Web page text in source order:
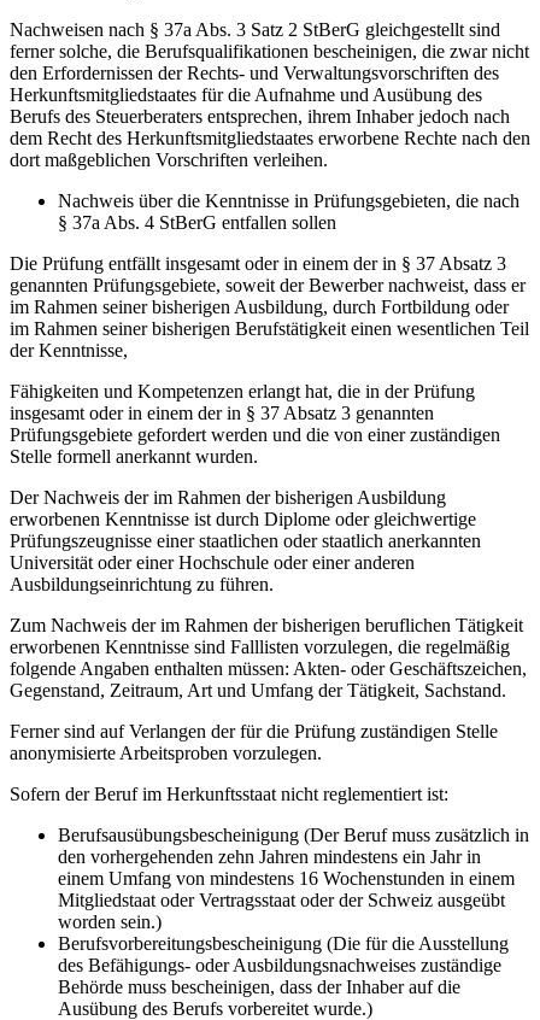
Nachweisen nach § 37a Abs. 3 Satz 2 StBerG gleichgestellt sind
ferner solche, die Berufsqualifikationen bescheinigen, die zwar nicht
den Erfordernissen der Rechts- und Verwaltungsvorschriften des
Herkunftsmitgliedstaates für die Aufnahme und Ausübung des
Berufs des Steuerberaters entsprechen, ihrem Inhaber jedoch nach
dem Recht des Herkunftsmitgliedstaates erworbene Rechte nach den
dort maßgeblichen Vorschriften verleihen.
Nachweis über die Kenntnisse in Prüfungsgebieten, die nach
§ 37a Abs. 4 StBerG entfallen sollen
Die Prüfung entfällt insgesamt oder in einem der in § 37 Absatz 3
genannten Prüfungsgebiete, soweit der Bewerber nachweist, dass er
im Rahmen seiner bisherigen Ausbildung, durch Fortbildung oder
im Rahmen seiner bisherigen Berufstätigkeit einen wesentlichen Teil
der Kenntnisse,
Fähigkeiten und Kompetenzen erlangt hat, die in der Prüfung
insgesamt oder in einem der in § 37 Absatz 3 genannten
Prüfungsgebiete gefordert werden und die von einer zuständigen
Stelle formell anerkannt wurden.
Der Nachweis der im Rahmen der bisherigen Ausbildung
erworbenen Kenntnisse ist durch Diplome oder gleichwertige
Prüfungszeugnisse einer staatlichen oder staatlich anerkannten
Universität oder einer Hochschule oder einer anderen
Ausbildungseinrichtung zu führen.
Zum Nachweis der im Rahmen der bisherigen beruflichen Tätigkeit
erworbenen Kenntnisse sind Falllisten vorzulegen, die regelmäßig
folgende Angaben enthalten müssen: Akten- oder Geschäftszeichen,
Gegenstand, Zeitraum, Art und Umfang der Tätigkeit, Sachstand.
Ferner sind auf Verlangen der für die Prüfung zuständigen Stelle
anonymisierte Arbeitsproben vorzulegen.
Sofern der Beruf im Herkunftsstaat nicht reglementiert ist:
Berufsausübungsbescheinigung (Der Beruf muss zusätzlich in
den vorhergehenden zehn Jahren mindestens ein Jahr in
einem Umfang von mindestens 16 Wochenstunden in einem
Mitgliedstaat oder Vertragsstaat oder der Schweiz ausgeübt
worden sein.)
Berufsvorbereitungsbescheinigung (Die für die Ausstellung
des Befähigungs- oder Ausbildungsnachweises zuständige
Behörde muss bescheinigen, dass der Inhaber auf die
Ausübung des Berufs vorbereitet wurde.)